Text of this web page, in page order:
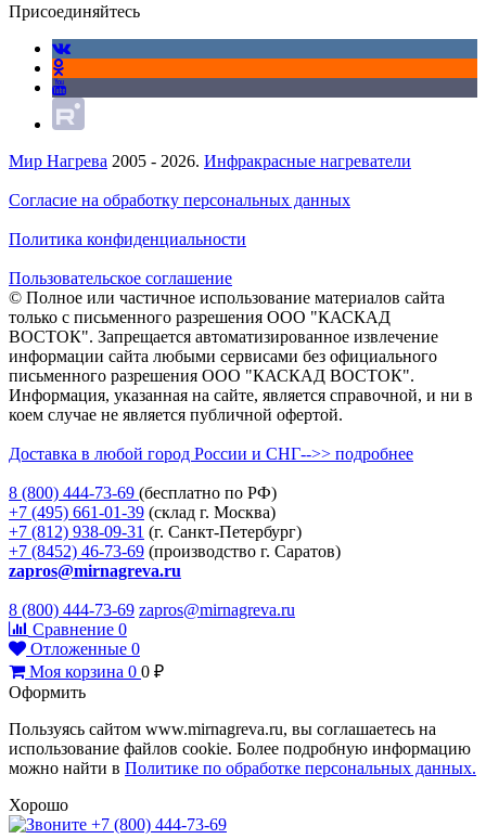
Присоединяйтесь
Мир Нагрева 2005 - 2026. Инфракрасные нагреватели
Согласие на обработку персональных данных
Политика конфиденциальности
Пользовательское соглашение
© Полное или частичное использование материалов сайта
только с письменного разрешения ООО "КАСКАД
ВОСТОК". Запрещается автоматизированное извлечение
информации сайта любыми сервисами без официального
письменного разрешения ООО "КАСКАД ВОСТОК".
Информация, указанная на сайте, является справочной, и ни в
коем случае не является публичной офертой.
Доставка в любой город России и СНГ-->> подробнее
8 (800) 444-73-69 (бесплатно по РФ)
+7 (495) 661-01-39 (склад г. Москва)
+7 (812) 938-09-31 (г. Санкт-Петербург)
+7 (8452) 46-73-69 (производство г. Саратов)
zapros@mirnagreva.ru
8 (800) 444-73-69 zapros@mirnagreva.ru
Сравнение 0
Отложенные 0
Моя корзина 0 0 ₽
Оформить
Пользуясь сайтом www.mirnagreva.ru, вы соглашаетесь на
использование файлов cookie. Более подробную информацию
можно найти в Политике по обработке персональных данных.
Хорошо